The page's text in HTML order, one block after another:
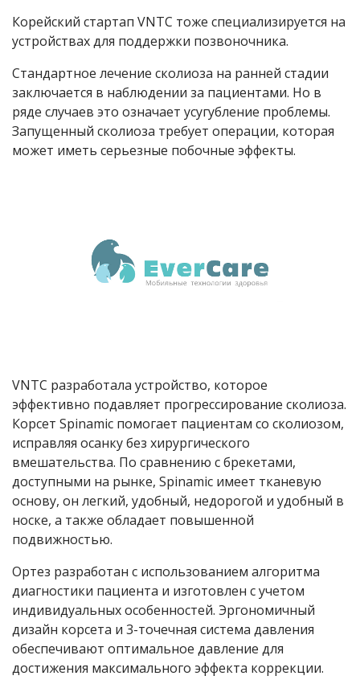
Корейский стартап VNTC тоже специализируется на
устройствах для поддержки позвоночника.
Стандартное лечение сколиоза на ранней стадии
заключается в наблюдении за пациентами. Но в
ряде случаев это означает усугубление проблемы.
Запущенный сколиоза требует операции, которая
может иметь серьезные побочные эффекты.
VNTC разработала устройство, которое
эффективно подавляет прогрессирование сколиоза.
Корсет Spinamic помогает пациентам со сколиозом,
исправляя осанку без хирургического
вмешательства. По сравнению с брекетами,
доступными на рынке, Spinamic имеет тканевую
основу, он легкий, удобный, недорогой и удобный в
носке, а также обладает повышенной
подвижностью.
Ортез разработан с использованием алгоритма
диагностики пациента и изготовлен с учетом
индивидуальных особенностей. Эргономичный
дизайн корсета и 3-точечная система давления
обеспечивают оптимальное давление для
достижения максимального эффекта коррекции.